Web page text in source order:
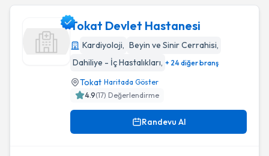
Tokat Devlet Hastanesi
Kardiyoloji, Beyin ve Sinir Cerrahisi,
Dahiliye - İç Hastalıkları, + 24 diğer branş
Tokat Haritada Göster
4.9(17) Değerlendirme
Randevu Al